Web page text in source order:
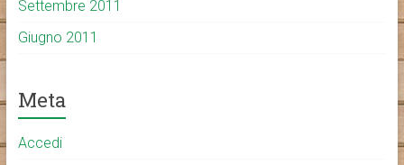
Settembre 2011
Giugno 2011
Meta
Accedi